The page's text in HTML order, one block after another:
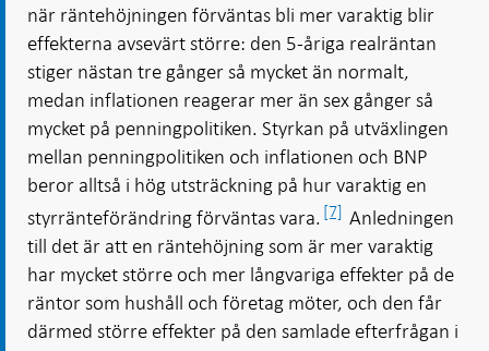
när räntehöjningen förväntas bli mer varaktig blir
effekterna avsevärt större: den 5-åriga realräntan
stiger nästan tre gånger så mycket än normalt,
medan inflationen reagerar mer än sex gånger så
mycket på penningpolitiken. Styrkan på utväxlingen
mellan penningpolitiken och inflationen och BNP
beror alltså i hög utsträckning på hur varaktig en
styrränteförändring förväntas vara. [7] Anledningen
till det är att en räntehöjning som är mer varaktig
har mycket större och mer långvariga effekter på de
räntor som hushåll och företag möter, och den får
därmed större effekter på den samlade efterfrågan i